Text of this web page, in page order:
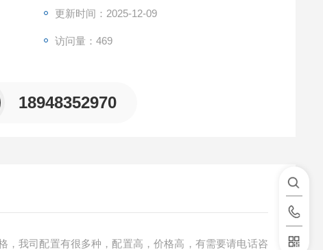
更新时间：2025-12-09
访问量：469
18948352970
，我司配置有很多种，配置高，价格高，有需要请电话咨